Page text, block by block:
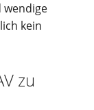
wendige
kein
zu